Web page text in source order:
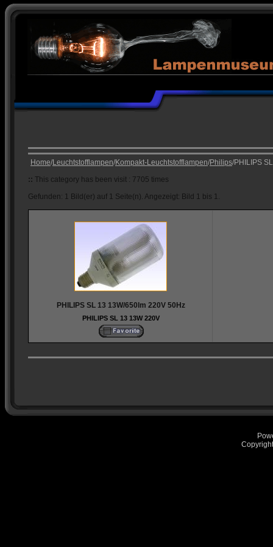
Home/Leuchtstofflampen/Kompakt-Leuchtstofflampen/Philips/PHILIPS
:: This category has been visit : 7705 times
Gefunden: 1 Bild(er) auf 1 Seite(n). Angezeigt: Bild 1 bis 1.
PHILIPS SL 13 13W/650lm 220V 50Hz
PHILIPS SL 13 13W 220V